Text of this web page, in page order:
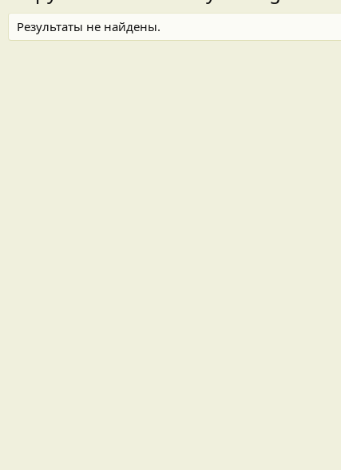
Результаты не найдены.